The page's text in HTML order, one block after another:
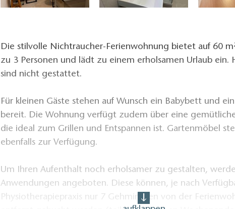
Die stilvolle Nichtraucher-Ferienwohnung bietet auf 60
zu 3 Personen und lädt zu einem erholsamen Urlaub ein.
sind nicht gestattet.
Für kleinen Gäste stehen auf Wunsch ein Babybett und
bereit. Die Wohnung verfügt zudem über eine
die ideal zum Grillen und Entspannen ist. Gartenmöbel
ebenfalls zur Verfügung.
Um Ihren Aufenthalt noch erholsamer zu gestalten,
Anwendungen angeboten. Diese können, je nach
Physiotherapiepraxis nur 7 Gehminuten von der